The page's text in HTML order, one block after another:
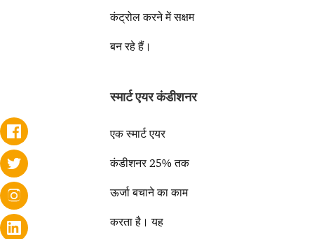
कंट्रोल करने में सक्षम
बन रहे हैं।
स्मार्ट एयर कंडीशनर
एक स्मार्ट एयर
कंडीशनर 25% तक
ऊर्जा बचाने का काम
करता है। यह